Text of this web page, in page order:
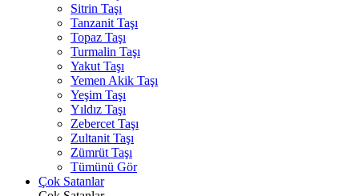
Sitrin Taşı
Tanzanit Taşı
Topaz Taşı
Turmalin Taşı
Yakut Taşı
Yemen Akik Taşı
Yeşim Taşı
Yıldız Taşı
Zebercet Taşı
Zultanit Taşı
Zümrüt Taşı
Tümünü Gör
Çok Satanlar